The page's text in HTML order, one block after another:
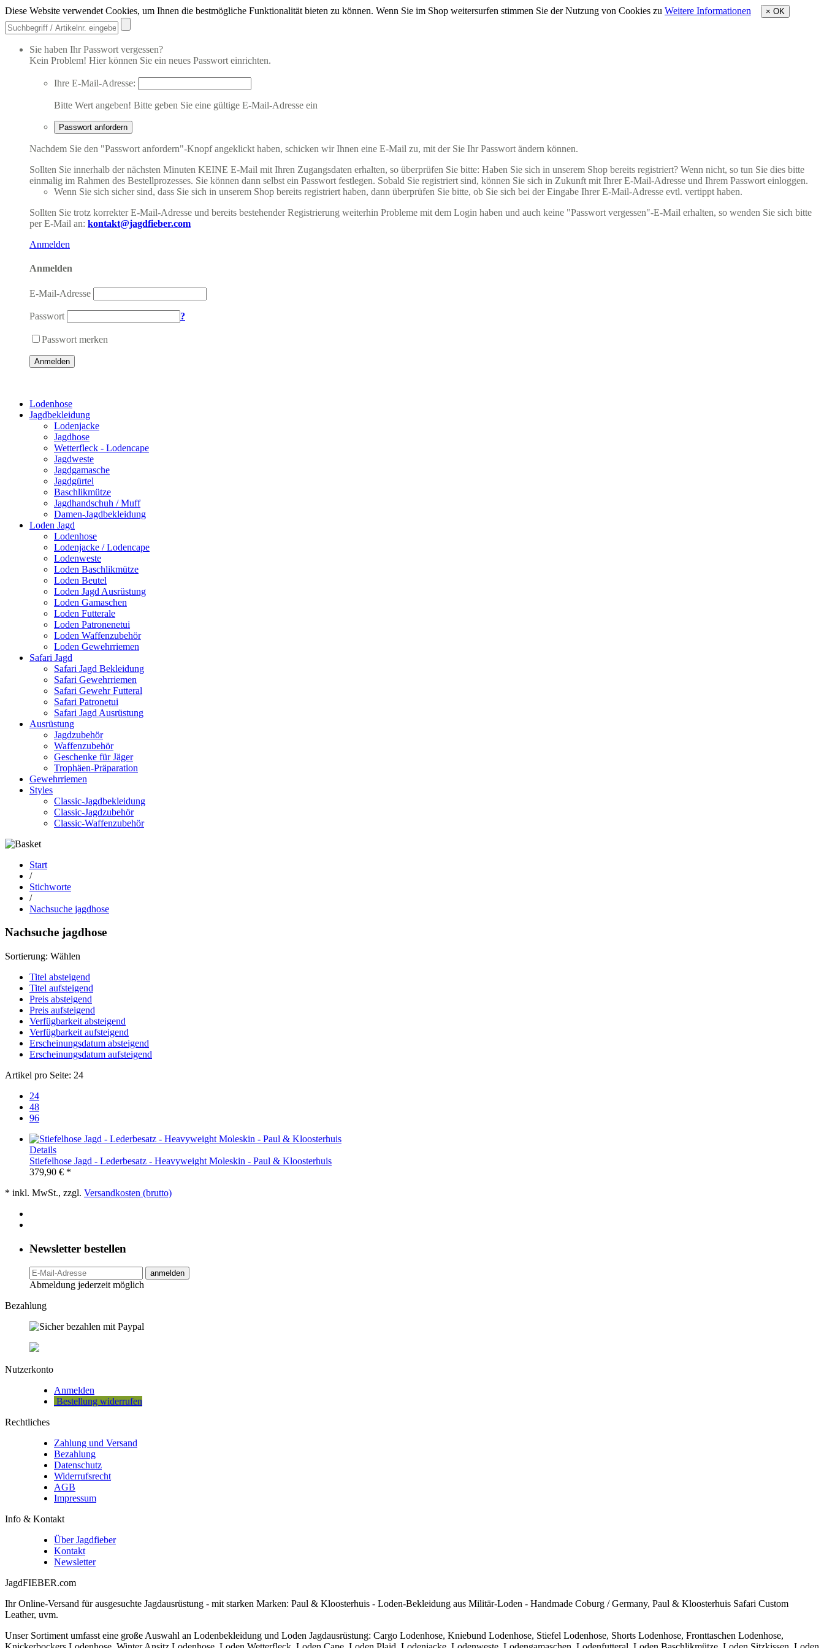
Diese Website verwendet Cookies, um Ihnen die bestmögliche Funktionalität bieten zu können. Wenn Sie im Shop weitersurfen stimmen Sie der Nutzung von Cookies zu Weitere Informationen × OK
Sie haben Ihr Passwort vergessen?
Kein Problem! Hier können Sie ein neues Passwort einrichten.
Ihre E-Mail-Adresse:
Bitte Wert angeben! Bitte geben Sie eine gültige E-Mail-Adresse ein
Passwort anfordern
Nachdem Sie den "Passwort anfordern"-Knopf angeklickt haben, schicken wir Ihnen eine E-Mail zu, mit der Sie Ihr Passwort ändern können.
Sollten Sie innerhalb der nächsten Minuten KEINE E-Mail mit Ihren Zugangsdaten erhalten, so überprüfen Sie bitte: Haben Sie sich in unserem Shop bereits registriert? Wenn nicht, so tun Sie dies bitte
einmalig im Rahmen des Bestellprozesses. Sie können dann selbst ein Passwort festlegen. Sobald Sie registriert sind, können Sie sich in Zukunft mit Ihrer E-Mail-Adresse und Ihrem Passwort einloggen.
Wenn Sie sich sicher sind, dass Sie sich in unserem Shop bereits registriert haben, dann überprüfen Sie bitte, ob Sie sich bei der Eingabe Ihrer E-Mail-Adresse evtl. vertippt haben.
Sollten Sie trotz korrekter E-Mail-Adresse und bereits bestehender Registrierung weiterhin Probleme mit dem Login haben und auch keine "Passwort vergessen"-E-Mail erhalten, so wenden Sie sich bitte
per E-Mail an: kontakt@jagdfieber.com
Anmelden
Anmelden
E-Mail-Adresse
Passwort ?
Passwort merken
Anmelden
Lodenhose
Jagdbekleidung
Lodenjacke
Jagdhose
Wetterfleck - Lodencape
Jagdweste
Jagdgamasche
Jagdgürtel
Baschlikmütze
Jagdhandschuh / Muff
Damen-Jagdbekleidung
Loden Jagd
Lodenhose
Lodenjacke / Lodencape
Lodenweste
Loden Baschlikmütze
Loden Beutel
Loden Jagd Ausrüstung
Loden Gamaschen
Loden Futterale
Loden Patronenetui
Loden Waffenzubehör
Loden Gewehrriemen
Safari Jagd
Safari Jagd Bekleidung
Safari Gewehrriemen
Safari Gewehr Futteral
Safari Patronetui
Safari Jagd Ausrüstung
Ausrüstung
Jagdzubehör
Waffenzubehör
Geschenke für Jäger
Trophäen-Präparation
Gewehrriemen
Styles
Classic-Jagdbekleidung
Classic-Jagdzubehör
Classic-Waffenzubehör
Start
/
Stichworte
/
Nachsuche jagdhose
Nachsuche jagdhose
Sortierung: Wählen
Titel absteigend
Titel aufsteigend
Preis absteigend
Preis aufsteigend
Verfügbarkeit absteigend
Verfügbarkeit aufsteigend
Erscheinungsdatum absteigend
Erscheinungsdatum aufsteigend
Artikel pro Seite: 24
24
48
96
Details
Stiefelhose Jagd - Lederbesatz - Heavyweight Moleskin - Paul & Kloosterhuis
379,90 € *
* inkl. MwSt., zzgl. Versandkosten (brutto)
Newsletter bestellen
anmelden
Abmeldung jederzeit möglich
Bezahlung
Nutzerkonto
Anmelden
Bestellung widerrufen
Rechtliches
Zahlung und Versand
Bezahlung
Datenschutz
Widerrufsrecht
AGB
Impressum
Info & Kontakt
Über Jagdfieber
Kontakt
Newsletter
JagdFIEBER.com
Ihr Online-Versand für ausgesuchte Jagdausrüstung - mit starken Marken: Paul & Kloosterhuis - Loden-Bekleidung aus Militär-Loden - Handmade Coburg / Germany, Paul & Kloosterhuis Safari Custom
Leather, uvm.
Unser Sortiment umfasst eine große Auswahl an Lodenbekleidung und Loden Jagdausrüstung: Cargo Lodenhose, Kniebund Lodenhose, Stiefel Lodenhose, Shorts Lodenhose, Fronttaschen Lodenhose,